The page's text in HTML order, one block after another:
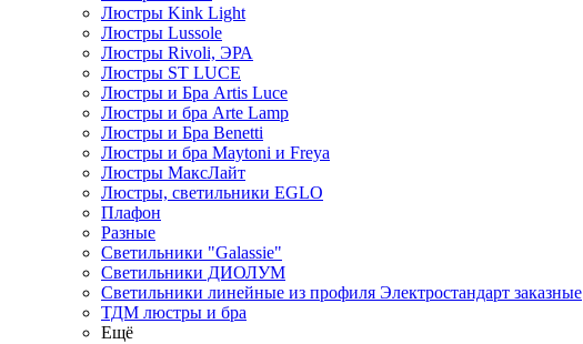
Люстры Kink Light
Люстры Lussole
Люстры Rivoli, ЭРА
Люстры ST LUCE
Люстры и Бра Artis Luce
Люстры и бра Arte Lamp
Люстры и Бра Benetti
Люстры и бра Maytoni и Freya
Люстры МаксЛайт
Люстры, светильники EGLO
Плафон
Разные
Светильники "Galassie"
Светильники ДИОЛУМ
Светильники линейные из профиля Электростандарт заказные
ТДМ люстры и бра
Ещё